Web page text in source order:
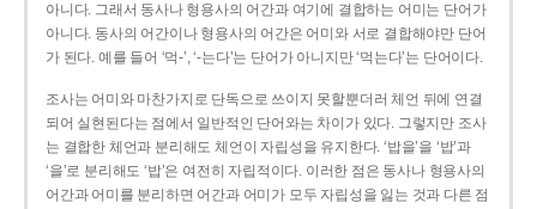
아니다. 그래서 동사나 형용사의 어간과 여기에 결합하는 어미는 단어가
아니다. 동사의 어간이나 형용사의 어간은 어미와 서로 결합해야만 단어
가 된다. 예를 들어 ‘먹-’, ‘-는다’는 단어가 아니지만 ‘먹는다’는 단어이다.
조사는 어미와 마찬가지로 단독으로 쓰이지 못할뿐더러 체언 뒤에 연결
되어 실현된다는 점에서 일반적인 단어와는 차이가 있다. 그렇지만 조사
는 결합한 체언과 분리해도 체언이 자립성을 유지한다. ‘밥을’을 ‘밥’과
‘을’로 분리해도 ‘밥’은 여전히 자립적이다. 이러한 점은 동사나 형용사의
어간과 어미를 분리하면 어간과 어미가 모두 자립성을 잃는 것과 다른 점